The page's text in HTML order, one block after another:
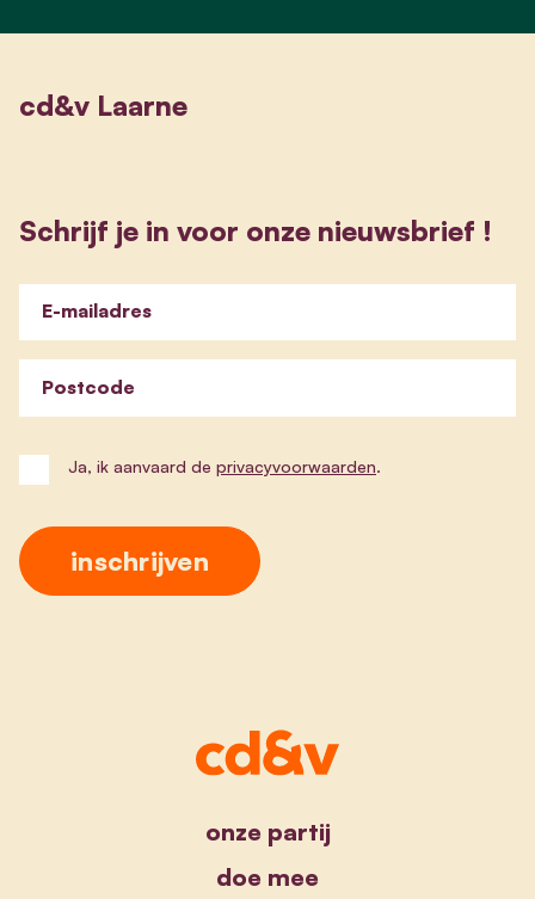
cd&v Laarne
Schrijf je in voor onze nieuwsbrief !
E-mailadres
Postcode
Ja, ik aanvaard de privacyvoorwaarden.
onze partij
doe mee